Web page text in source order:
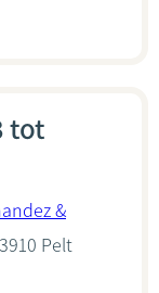
tot
&
Pelt